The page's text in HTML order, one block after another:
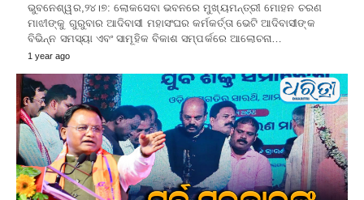
ଭୁବନେଶ୍ୱର,୨୪।୭: ଲୋକସେବା ଭବନରେ ମୁଖ୍ୟମନ୍ତ୍ରୀ ମୋହନ ଚରଣ
ମାଝୀଙ୍କୁ ଗୁରୁବାର ଆଦିବାସୀ ମହାସଂଘର କର୍ମକର୍ତ୍ତା ଭେଟି ଆଦିବାସୀଙ୍କ
ବିଭିନ୍ନ ସମସ୍ୟା ଏବଂ ସାମୂହିକ ବିକାଶ ସମ୍ପର୍କରେ ଆଲୋଚନା…
1 year ago